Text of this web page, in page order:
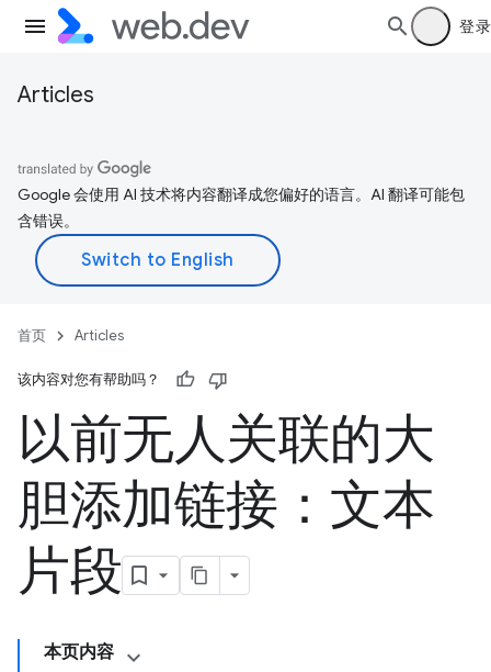
登录
Articles
Google 会使用 AI 技术将内容翻译成您偏好的语言。AI 翻译可能包
含错误。
首页 Articles
该内容对您有帮助吗？
以前无人关联的大
胆添加链接：文本
片段
本页内容